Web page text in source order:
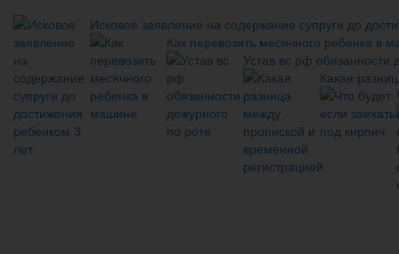
Исковое заявление на содержание супруги до
Как перевозить месячного ребенка в
Устав вс рф обязанности
Какая